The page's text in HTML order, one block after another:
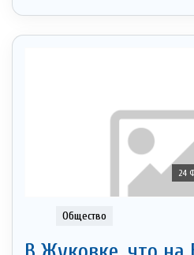
24
Общество